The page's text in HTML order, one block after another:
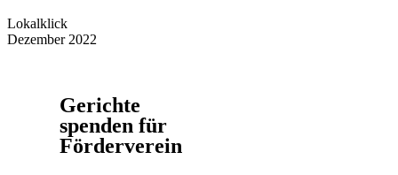
Lokalklick
Dezember 2022
Gerichte
spenden für
Förderverein